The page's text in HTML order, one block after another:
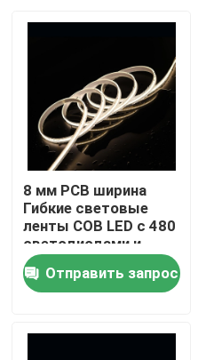
Дом
Продукты
8 мм PCB ширина
Гибкие световые
ленты COB LED с 480
светодиодами и
сертификацией CE
RoHS UL
Отправить запрос